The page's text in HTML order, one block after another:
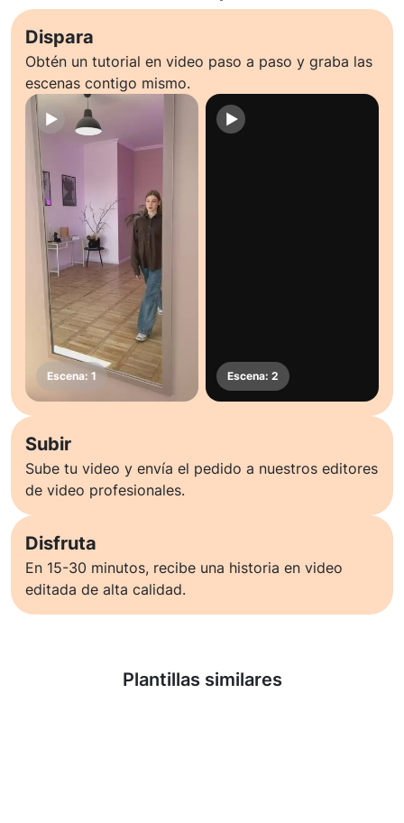
Dispara
Obtén un tutorial en video paso a paso y graba las
escenas contigo mismo.
Subir
Sube tu video y envía el pedido a nuestros editores
de video profesionales.
Disfruta
En 15-30 minutos, recibe una historia en video
editada de alta calidad.
Plantillas similares
Saber más